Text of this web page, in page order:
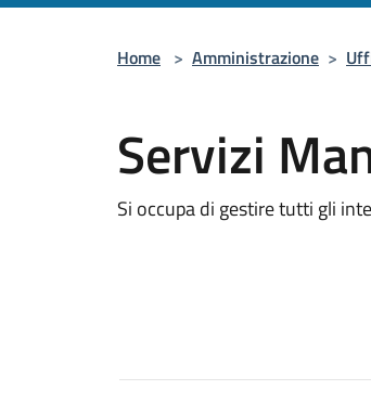
Home > Amministrazione >
Servizi
Si occupa di gestire tutti gli